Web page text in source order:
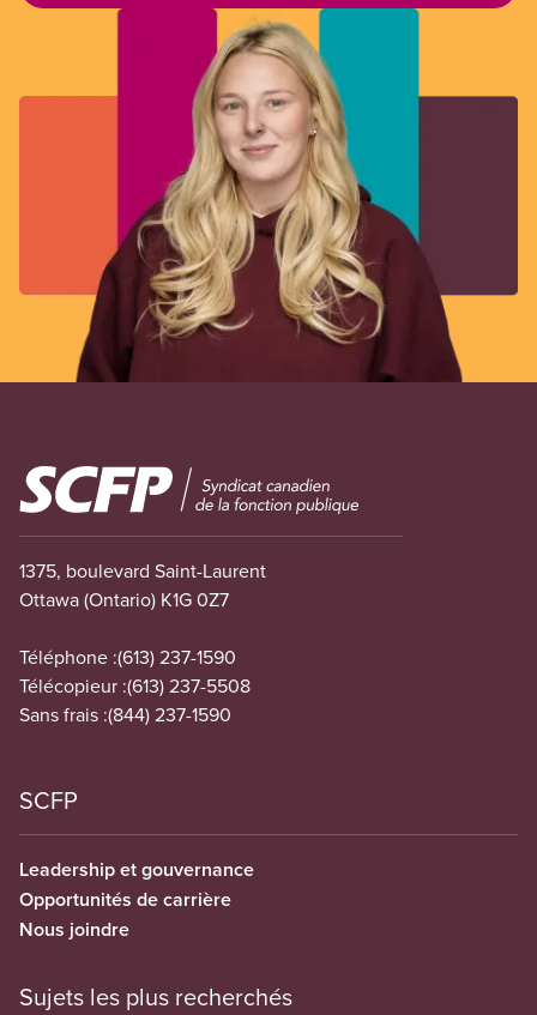
Image
1375, boulevard Saint-Laurent
Ottawa (Ontario) K1G 0Z7
Téléphone :(613) 237-1590
Télécopieur :(613) 237-5508
Sans frais :(844) 237-1590
SCFP
Leadership et gouvernance
Opportunités de carrière
Nous joindre
Sujets les plus recherchés